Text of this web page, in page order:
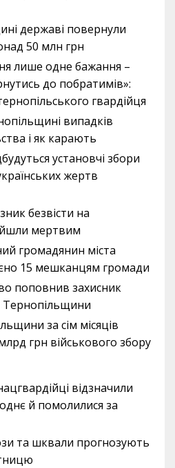
державі повернули
50 млн грн
лише одне бажання –
до побратимів»:
гвардійця
випадків
і як карають
установчі збори
жертв
безвісти на
мертвим
громадянин міста
15 мешканцям громади
поповнив захисник
Тернопільщини
за сім місяців
грн військового збору
відзначили
й помолилися за
та шквали прогнозують